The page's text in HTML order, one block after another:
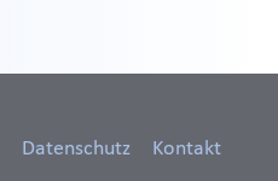
Datenschutz Kontakt